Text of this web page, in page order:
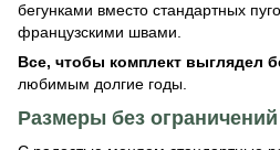
бегунками вместо стандартных
французскими швами.
Все, чтобы комплект выглядел
любимым долгие годы.
Размеры без ограничений